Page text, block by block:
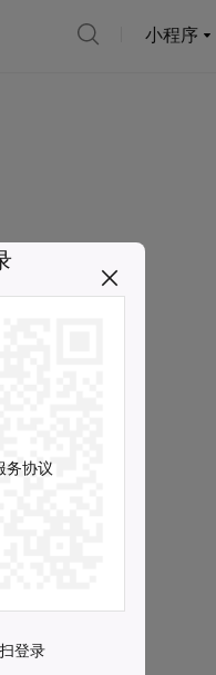
小程序
务协议
登录